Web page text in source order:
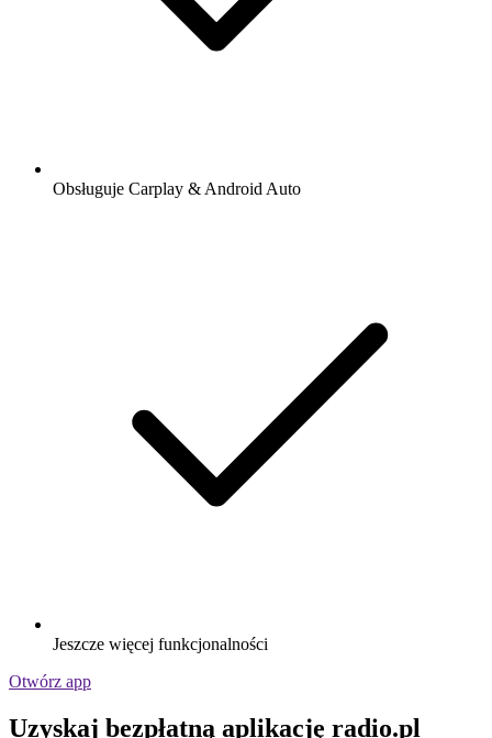
Obsługuje Carplay & Android Auto
Jeszcze więcej funkcjonalności
Otwórz app
Uzyskaj bezpłatną aplikację radio.pl